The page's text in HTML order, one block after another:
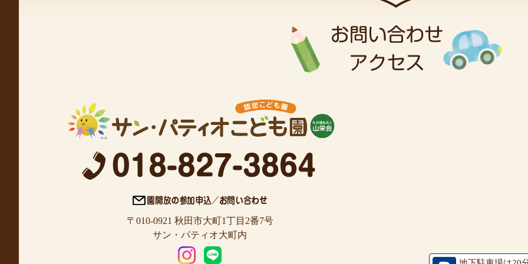
〒010-0921 秋田市大町1丁目2番7号
サン・パティオ大町内